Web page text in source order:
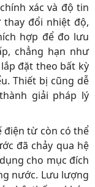
xác và độ tin
đổi nhiệt độ,
hợp để đo lưu
chẳng hạn như
đặt theo bất kỳ
Thiết bị cũng dễ
giải pháp lý
điện từ còn có thể
đã chảy qua hệ
cho mục đích
nước. Lưu lượng